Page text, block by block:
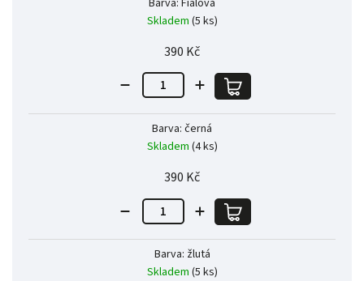
Skladem (5 ks)
390 Kč
Barva: černá
Skladem (4 ks)
390 Kč
Barva: žlutá
Skladem (5 ks)